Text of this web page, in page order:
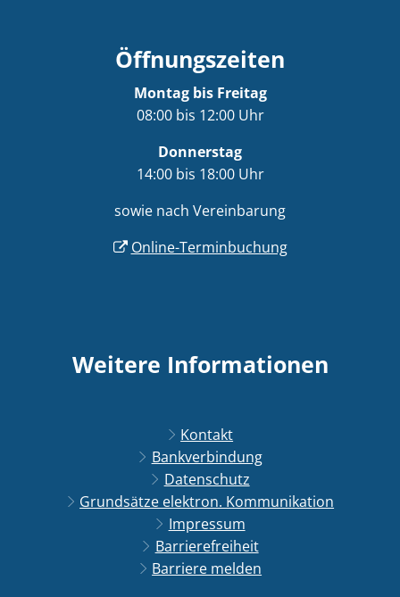
Öffnungszeiten
Montag bis Freitag
08:00 bis 12:00 Uhr
Donnerstag
14:00 bis 18:00 Uhr
sowie nach Vereinbarung
Online-Terminbuchung
Weitere Informationen
Kontakt
Bankverbindung
Datenschutz
Grundsätze elektron. Kommunikation
Impressum
Barrierefreiheit
Barriere melden